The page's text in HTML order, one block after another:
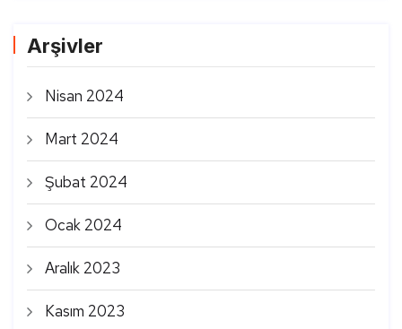
Arşivler
Nisan 2024
Mart 2024
Şubat 2024
Ocak 2024
Aralık 2023
Kasım 2023